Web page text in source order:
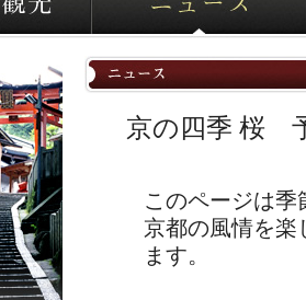
京の四季 桜
このページは季
京都の風情を楽
ます。